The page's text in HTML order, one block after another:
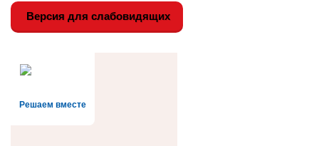
Версия для слабовидящих
Решаем вместе